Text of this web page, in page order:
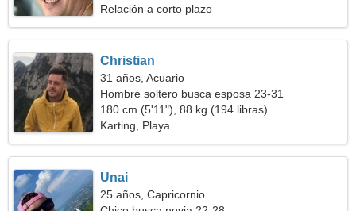
Relación a corto plazo
Christian
31 años, Acuario
Hombre soltero busca esposa 23-31
180 cm (5'11"), 88 kg (194 libras)
Karting, Playa
Unai
25 años, Capricornio